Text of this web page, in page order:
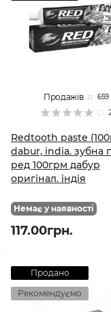
Продажів 659
Redtooth paste
dabur, india. зубна
ред 100грм дабур
оригінал. індія
Немає у наявності
117.00грн.
Продано
Рекомендуємо